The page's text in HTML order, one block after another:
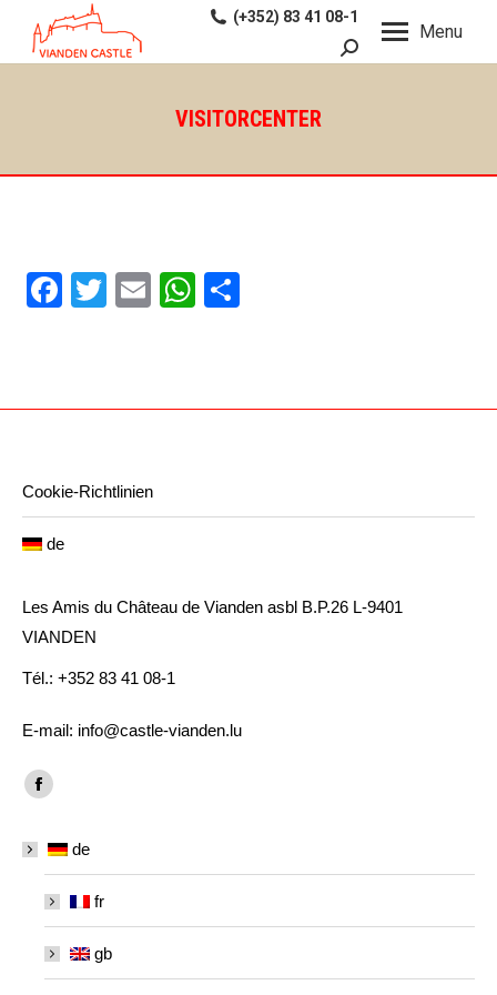
Menu
(+352) 83 41 08-1
Search:
VISITORCENTER
Facebook
Twitter
EmailWhatsApp
Cookie-Richtlinien
de
Les Amis du Château de Vianden asbl B.P.26 L-9401
VIANDEN
Tél.: +352 83 41 08-1
E-mail: info@castle-vianden.lu
Finden Sie uns auf:
Facebook
opens
new
window
de
fr
gb